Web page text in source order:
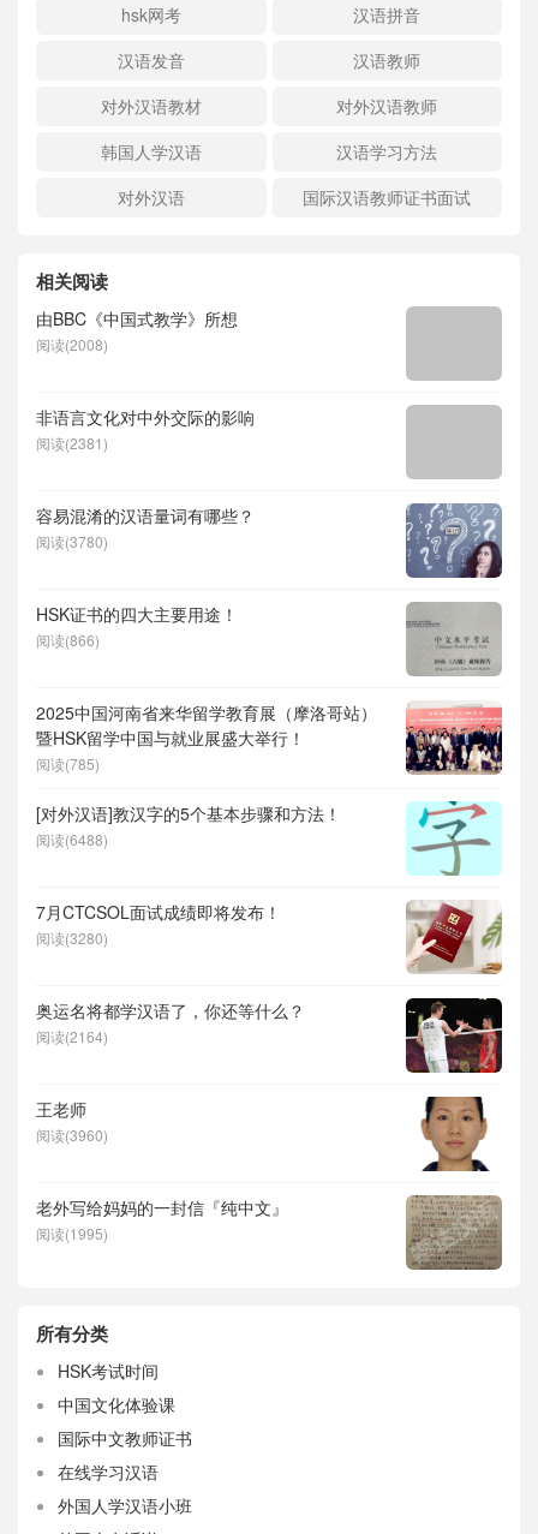
hsk网考
汉语拼音
汉语发音
汉语教师
对外汉语教材
对外汉语教师
韩国人学汉语
汉语学习方法
对外汉语
国际汉语教师证书面试
相关阅读
由BBC《中国式教学》所想
阅读(2008)
非语言文化对中外交际的影响
阅读(2381)
容易混淆的汉语量词有哪些？
阅读(3780)
HSK证书的四大主要用途！
阅读(866)
2025中国河南省来华留学教育展（摩洛哥站）
暨HSK留学中国与就业展盛大举行！
阅读(785)
[对外汉语]教汉字的5个基本步骤和方法！
阅读(6488)
7月CTCSOL面试成绩即将发布！
阅读(3280)
奥运名将都学汉语了，你还等什么？
阅读(2164)
王老师
阅读(3960)
老外写给妈妈的一封信『纯中文』
阅读(1995)
所有分类
HSK考试时间
中国文化体验课
国际中文教师证书
在线学习汉语
外国人学汉语小班